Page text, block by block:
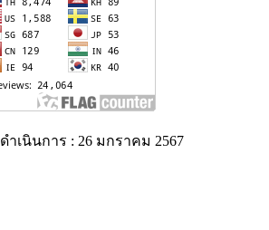
ำเนินการ : 26 มกราคม 2567